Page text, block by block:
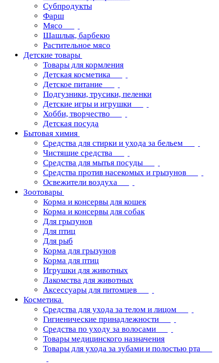
Субпродукты
Фарш
Мясо
Шашлык, барбекю
Растительное мясо
Детские товары
Товары для кормления
Детская косметика
Детское питание
Подгузники, трусики, пеленки
Детские игры и игрушки
Хобби, творчество
Детская посуда
Бытовая химия
Средства для стирки и ухода за бельем
Чистящие средства
Средства для мытья посуды
Средства против насекомых и грызунов
Освежители воздуха
Зоотовары
Корма и консервы для кошек
Корма и консервы для собак
Для грызунов
Для птиц
Для рыб
Корма для грызунов
Корма для птиц
Игрушки для животных
Лакомства для животных
Аксессуары для питомцев
Косметика
Средства для ухода за телом и лицом
Гигиенические принадлежности
Средства по уходу за волосами
Товары медицинского назначения
Товары для ухода за зубами и полостью рта